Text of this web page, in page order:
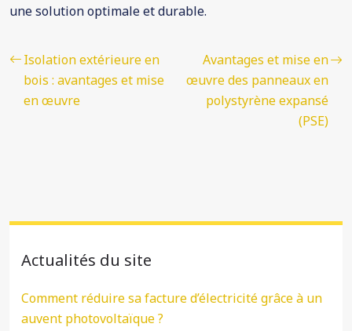
une solution optimale et durable.
Isolation extérieure en
bois : avantages et mise
en œuvre
Avantages et mise en
œuvre des panneaux en
polystyrène expansé
(PSE)
Actualités du site
Comment réduire sa facture d’électricité grâce à un
auvent photovoltaïque ?